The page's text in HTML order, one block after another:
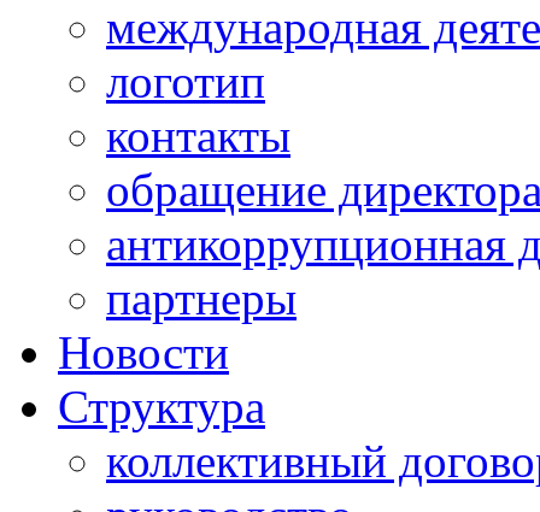
международная
логотип
контакты
обращение
антикоррупционная
партнеры
Новости
Структура
коллективный